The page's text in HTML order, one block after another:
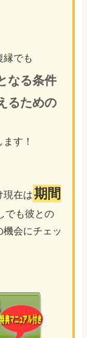
縁でも
なる条件
るための
す！
現在は期間
でも彼との
会にチェッ